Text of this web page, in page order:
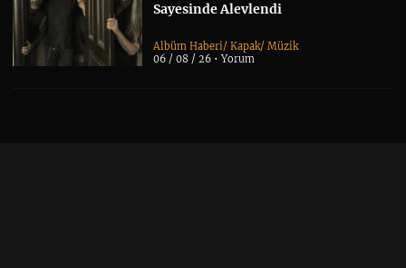
Sayesinde Alevlendi
Albüm Haberi/Kapak/Müzik
06 / 08 / 26 •Yorum